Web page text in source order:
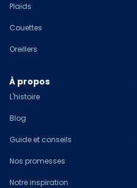
Plaids
Couettes
Oreillers
À propos
L'histoire
Blog
Guide et conseils
Nos promesses
Notre inspiration